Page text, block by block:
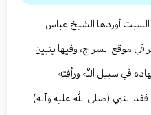
السبت أوردها الشيخ عباس
موقع السراج، وفيها يتبين
في سبيل الله ورأفته
النبي (صلى الله عليه وآله)